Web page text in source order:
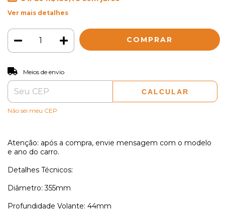
Ver mais detalhes
Entregas para o CEP:
Meios de envio
CALCULAR
Não sei meu CEP
Atenção: após a compra, envie mensagem com o modelo
e ano do carro.
Detalhes Técnicos:
Diâmetro: 355mm
Profundidade Volante: 44mm